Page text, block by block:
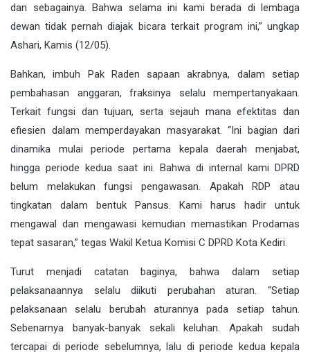
dan sebagainya. Bahwa selama ini kami berada di lembaga
dewan tidak pernah diajak bicara terkait program ini,” ungkap
Ashari, Kamis (12/05).
Bahkan, imbuh Pak Raden sapaan akrabnya, dalam setiap
pembahasan anggaran, fraksinya selalu mempertanyakaan.
Terkait fungsi dan tujuan, serta sejauh mana efektitas dan
efiesien dalam memperdayakan masyarakat. “Ini bagian dari
dinamika mulai periode pertama kepala daerah menjabat,
hingga periode kedua saat ini. Bahwa di internal kami DPRD
belum melakukan fungsi pengawasan. Apakah RDP atau
tingkatan dalam bentuk Pansus. Kami harus hadir untuk
mengawal dan mengawasi kemudian memastikan Prodamas
tepat sasaran,” tegas Wakil Ketua Komisi C DPRD Kota Kediri.
Turut menjadi catatan baginya, bahwa dalam setiap
pelaksanaannya selalu diikuti perubahan aturan. “Setiap
pelaksanaan selalu berubah aturannya pada setiap tahun.
Sebenarnya banyak-banyak sekali keluhan. Apakah sudah
tercapai di periode sebelumnya, lalu di periode kedua kepala